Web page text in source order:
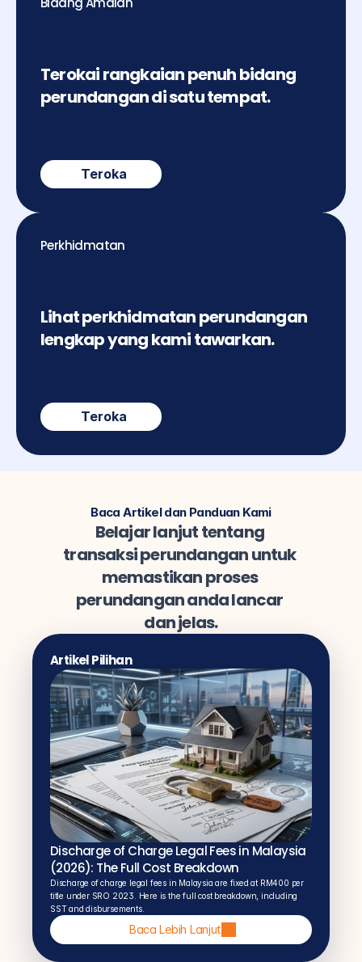
Terokai rangkaian penuh bidang
perundangan di satu tempat.
Teroka
Perkhidmatan
Lihat perkhidmatan perundangan
lengkap yang kami tawarkan.
Teroka
Baca Artikel dan Panduan Kami
Belajar lanjut tentang
transaksi perundangan untuk
memastikan proses
perundangan anda lancar
dan jelas.
Artikel Pilihan
Discharge of Charge Legal Fees in Malaysia
(2026): The Full Cost Breakdown
Discharge of charge legal fees in Malaysia are fixed at RM400 per
title under SRO 2023. Here is the full cost breakdown, including
SST and disbursements.
Baca Lebih Lanjut